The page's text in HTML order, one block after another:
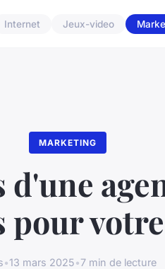
Internet Jeux-video
MARKETING
d'une
•13 mars 2025•7 min de lecture